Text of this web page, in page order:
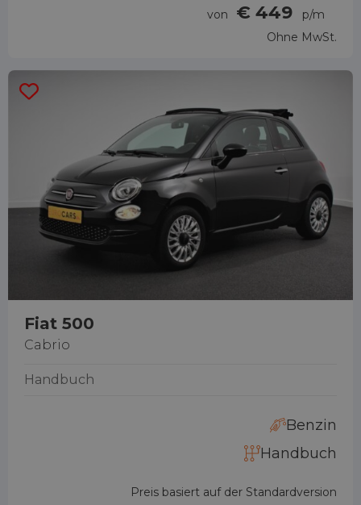
von
€ 449
p/m
Ohne MwSt.
Fiat 500
Cabrio
Handbuch
Benzin
Handbuch
Preis basiert auf der Standardversion